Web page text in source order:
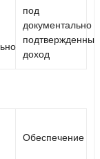
под
документально
подтвержденный
доход
Обеспечение